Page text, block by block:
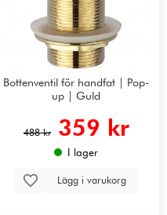
Bottenventil för handfat | Pop-
up | Guld
488 kr 359 kr
I lager
Lägg i varukorg